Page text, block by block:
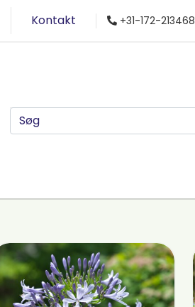
Kontakt +31-172-213468